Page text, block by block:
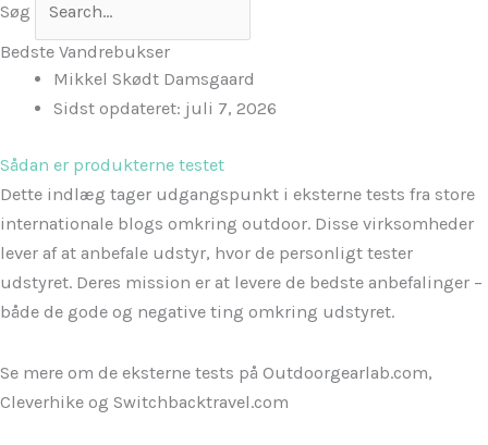
Søg
Bedste Vandrebukser
Mikkel Skødt Damsgaard
Sidst opdateret: juli 7, 2026
Sådan er produkterne testet
Dette indlæg tager udgangspunkt i eksterne tests fra store
internationale blogs omkring outdoor. Disse virksomheder
lever af at anbefale udstyr, hvor de personligt tester
udstyret. Deres mission er at levere de bedste anbefalinger –
både de gode og negative ting omkring udstyret.
Se mere om de eksterne tests på Outdoorgearlab.com,
Cleverhike og Switchbacktravel.com